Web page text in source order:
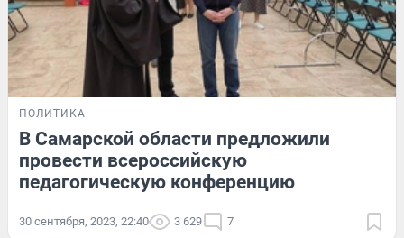
ПОЛИТИКА
В Самарской области предложили
провести всероссийскую
педагогическую конференцию
30 сентября, 2023, 22:40 3 629 7